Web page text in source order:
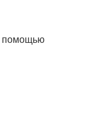
помощью